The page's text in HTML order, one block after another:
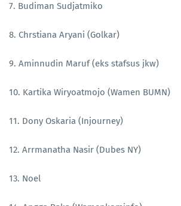
7. Budiman Sudjatmiko
8. Chrstiana Aryani (Golkar)
9. Aminnudin Maruf (eks stafsus jkw)
10. Kartika Wiryoatmojo (Wamen BUMN)
11. Dony Oskaria (Injourney)
12. Arrmanatha Nasir (Dubes NY)
13. Noel